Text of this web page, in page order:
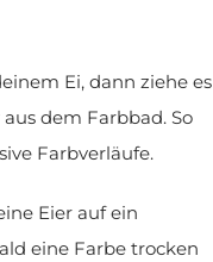
Ei, dann ziehe es
dem Farbbad. So
Farbverläufe.
Eier auf ein
eine Farbe trocken